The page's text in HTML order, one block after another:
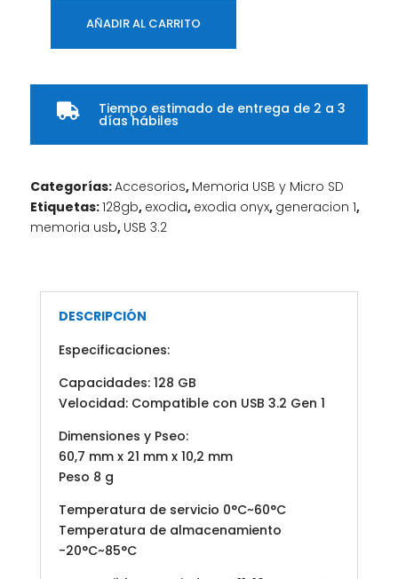
MEMORIA
USB
EXODIA
ON
/
AÑADIR AL CARRITO
 Tiempo estimado de entrega de 2 a 3
días hábiles
Categorías:Accesorios, Memoria USB y Micro SD
Etiquetas:128gb, exodia, exodia onyx, generacion 1,
memoria usb, USB 3.2
DESCRIPCIÓN
Especificaciones:
Capacidades: 128 GB
Velocidad: Compatible con USB 3.2 Gen 1
Dimensiones y Pseo:
60,7 mm x 21 mm x 10,2 mm
Peso 8 g
Temperatura de servicio 0°C~60°C
Temperatura de almacenamiento
-20°C~85°C